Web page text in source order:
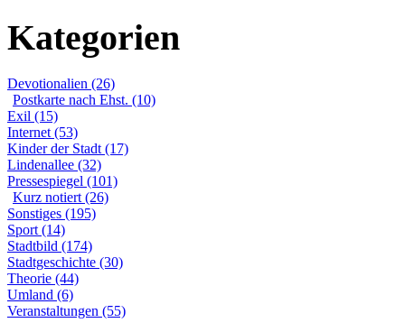
Kategorien
Devotionalien (26)
Postkarte nach Ehst. (10)
Exil (15)
Internet (53)
Kinder der Stadt (17)
Lindenallee (32)
Pressespiegel (101)
Kurz notiert (26)
Sonstiges (195)
Sport (14)
Stadtbild (174)
Stadtgeschichte (30)
Theorie (44)
Umland (6)
Veranstaltungen (55)